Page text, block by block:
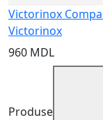
Victorinox
Victorinox
960 MDL
Produse